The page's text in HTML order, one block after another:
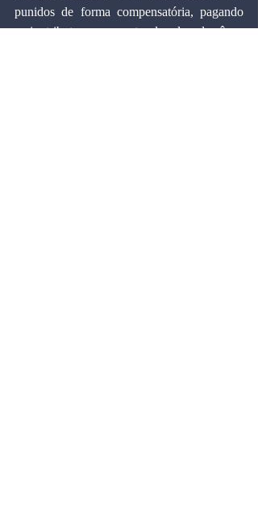
punidos de forma compensatória, pagando
mais tributos por conta do elevado ônus